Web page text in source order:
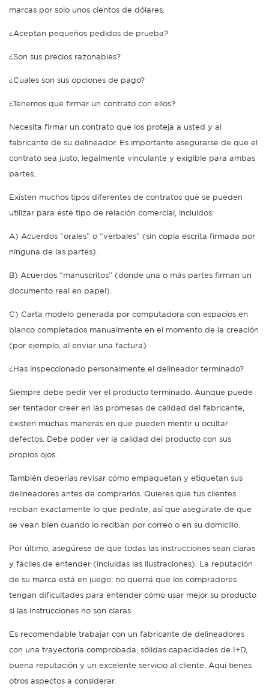
marcas por solo unos cientos de dólares.
¿Aceptan pequeños pedidos de prueba?
¿Son sus precios razonables?
¿Cuales son sus opciones de pago?
¿Tenemos que firmar un contrato con ellos?
Necesita firmar un contrato que los proteja a usted y al
fabricante de su delineador. Es importante asegurarse de que el
contrato sea justo, legalmente vinculante y exigible para ambas
partes.
Existen muchos tipos diferentes de contratos que se pueden
utilizar para este tipo de relación comercial, incluidos:
A) Acuerdos “orales” o “verbales” (sin copia escrita firmada por
ninguna de las partes).
B) Acuerdos “manuscritos” (donde una o más partes firman un
documento real en papel).
C) Carta modelo generada por computadora con espacios en
blanco completados manualmente en el momento de la creación
(por ejemplo, al enviar una factura)
¿Has inspeccionado personalmente el delineador terminado?
Siempre debe pedir ver el producto terminado. Aunque puede
ser tentador creer en las promesas de calidad del fabricante,
existen muchas maneras en que pueden mentir u ocultar
defectos. Debe poder ver la calidad del producto con sus
propios ojos.
También deberías revisar cómo empaquetan y etiquetan sus
delineadores antes de comprarlos. Quieres que tus clientes
reciban exactamente lo que pediste, así que asegúrate de que
se vean bien cuando lo reciban por correo o en su domicilio.
Por último, asegúrese de que todas las instrucciones sean claras
y fáciles de entender (incluidas las ilustraciones). La reputación
de su marca está en juego: no querrá que los compradores
tengan dificultades para entender cómo usar mejor su producto
si las instrucciones no son claras.
Es recomendable trabajar con un fabricante de delineadores
con una trayectoria comprobada, sólidas capacidades de I+D,
buena reputación y un excelente servicio al cliente. Aquí tienes
otros aspectos a considerar.